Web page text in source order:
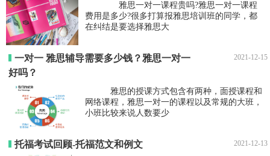
雅思一对一课程贵吗?雅思一对一课程
费用是多少?很多打算报雅思培训班的同学，都
在纠结是要选择雅思大
一对一 雅思辅导需要多少钱？雅思一对一
好吗？
2021-12-15
雅思的授课方式包含有两种，面授课程和
网络课程，雅思一对一的课程以及常规的大班，
小班比较来说人数要少
托福考试回顾-托福范文和例文 2021-12-13